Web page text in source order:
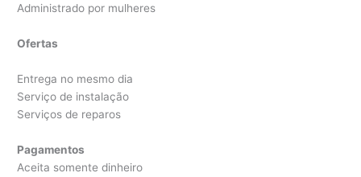
Administrado por mulheres
Ofertas
Entrega no mesmo dia
Serviço de instalação
Serviços de reparos
Pagamentos
Aceita somente dinheiro